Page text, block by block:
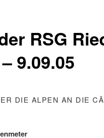
RSG
9.09.05
DIE ALPEN AN DIE